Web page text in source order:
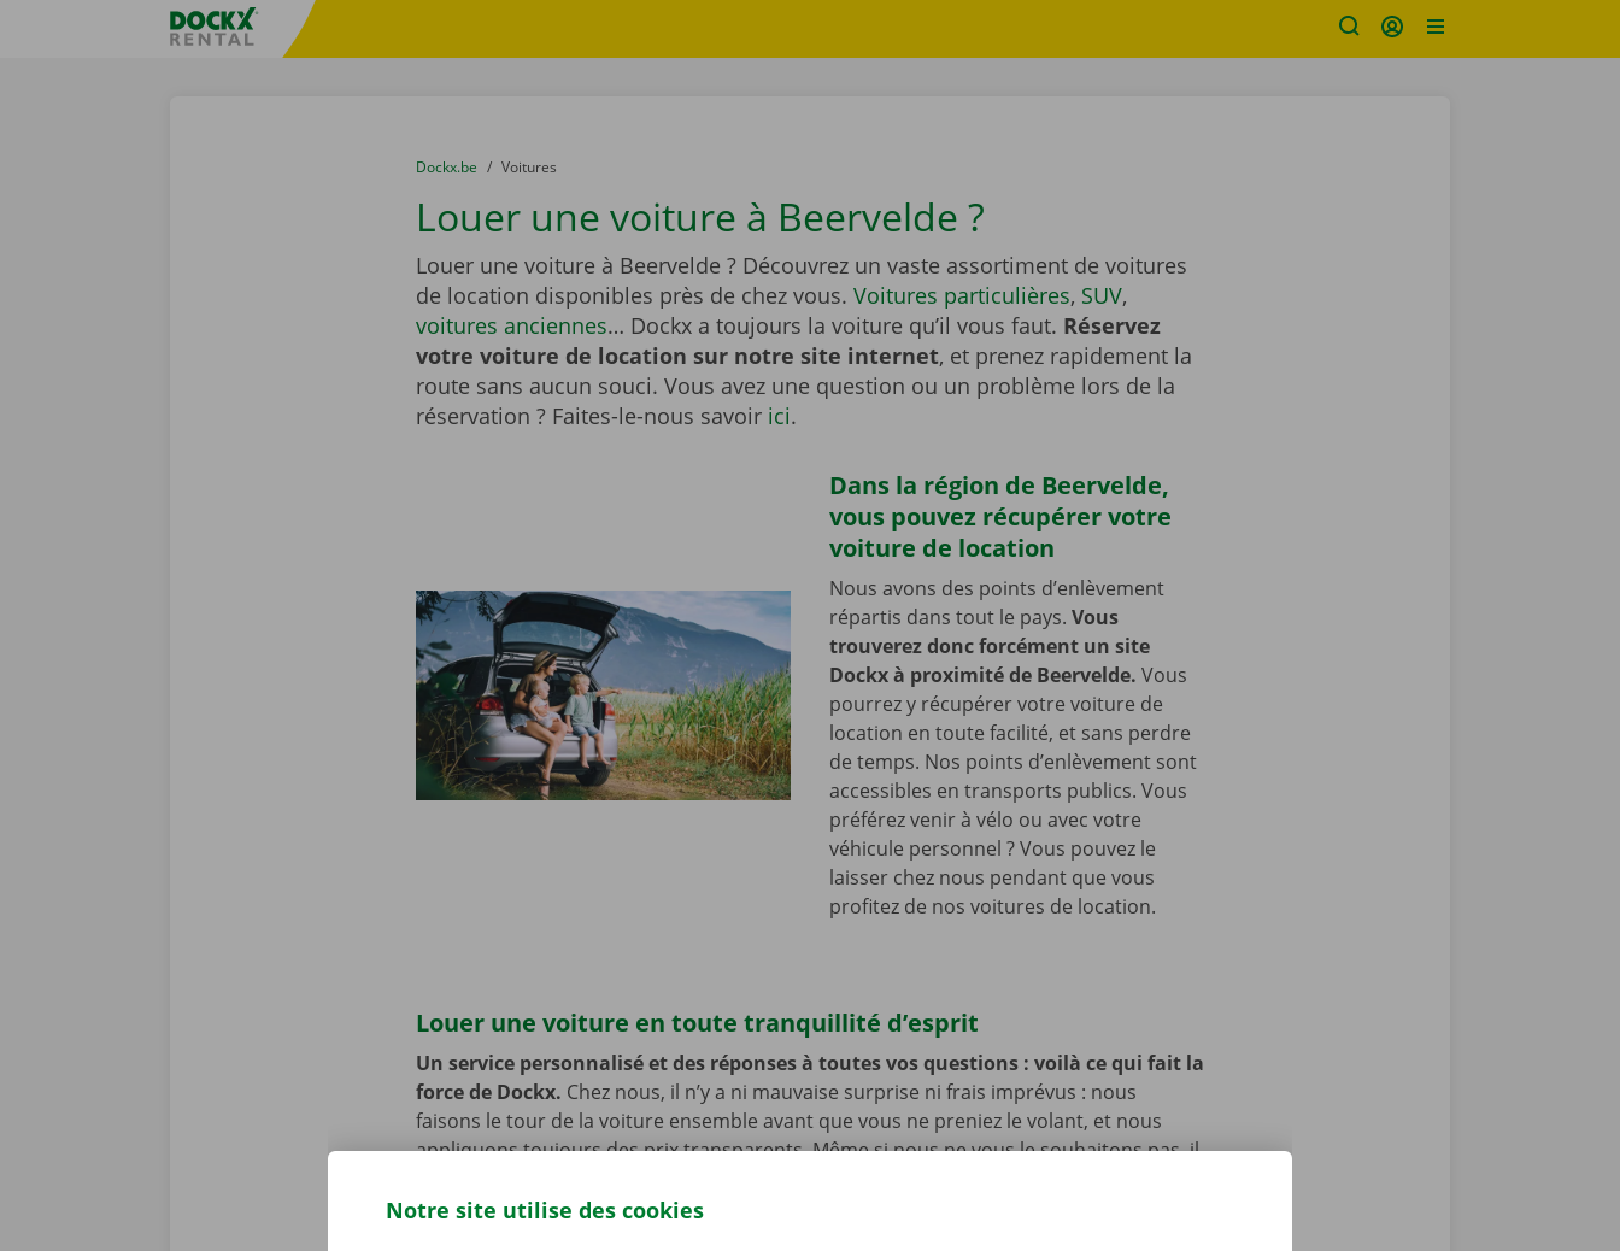
sitename
You are here:
du
Dockx.be to
Voitures
Louer une voiture à Beervelde ?
Louer une voiture à Beervelde ? Découvrez un vaste assortiment de voitures
de location disponibles près de chez vous. Voitures particulières, SUV,
voitures anciennes… Dockx a toujours la voiture qu’il vous faut. Réservez
votre voiture de location sur notre site internet, et prenez rapidement la
route sans aucun souci. Vous avez une question ou un problème lors de la
réservation ? Faites-le-nous savoir ici.
Dans la région de Beervelde,
vous pouvez récupérer votre
voiture de location
Nous avons des points d’enlèvement
répartis dans tout le pays. Vous
trouverez donc forcément un site
Dockx à proximité de Beervelde. Vous
pourrez y récupérer votre voiture de
location en toute facilité, et sans perdre
de temps. Nos points d’enlèvement sont
accessibles en transports publics. Vous
préférez venir à vélo ou avec votre
véhicule personnel ? Vous pouvez le
laisser chez nous pendant que vous
profitez de nos voitures de location.
Louer une voiture en toute tranquillité d’esprit
Un service personnalisé et des réponses à toutes vos questions : voilà ce qui fait la
force de Dockx. Chez nous, il n’y a ni mauvaise surprise ni frais imprévus : nous
faisons le tour de la voiture ensemble avant que vous ne preniez le volant, et nous
appliquons toujours des prix transparents. Même si nous ne vous le souhaitons pas, il
cours de la période de location. Vous pourrez dans ce cas compter sur notre service
Notre site utilise des cookies